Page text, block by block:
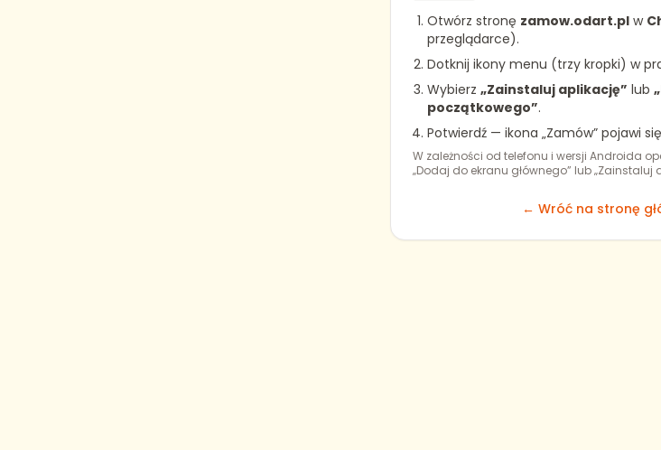
Otwórz stronę zamow.odart.pl w
przeglądarce).
Dotknij ikony menu (trzy kropki) w
Wybierz „Zainstaluj aplikację” lub
początkowego”.
Potwierdź — ikona „Zamów” pojawi
W zależności od telefonu i wersji Androida
„Dodaj do ekranu głównego” lub „Zainstaluj
← Wróć na stronę